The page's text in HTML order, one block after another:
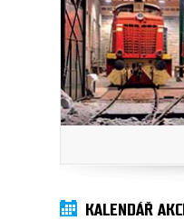
KALENDÁŘ AKCÍ